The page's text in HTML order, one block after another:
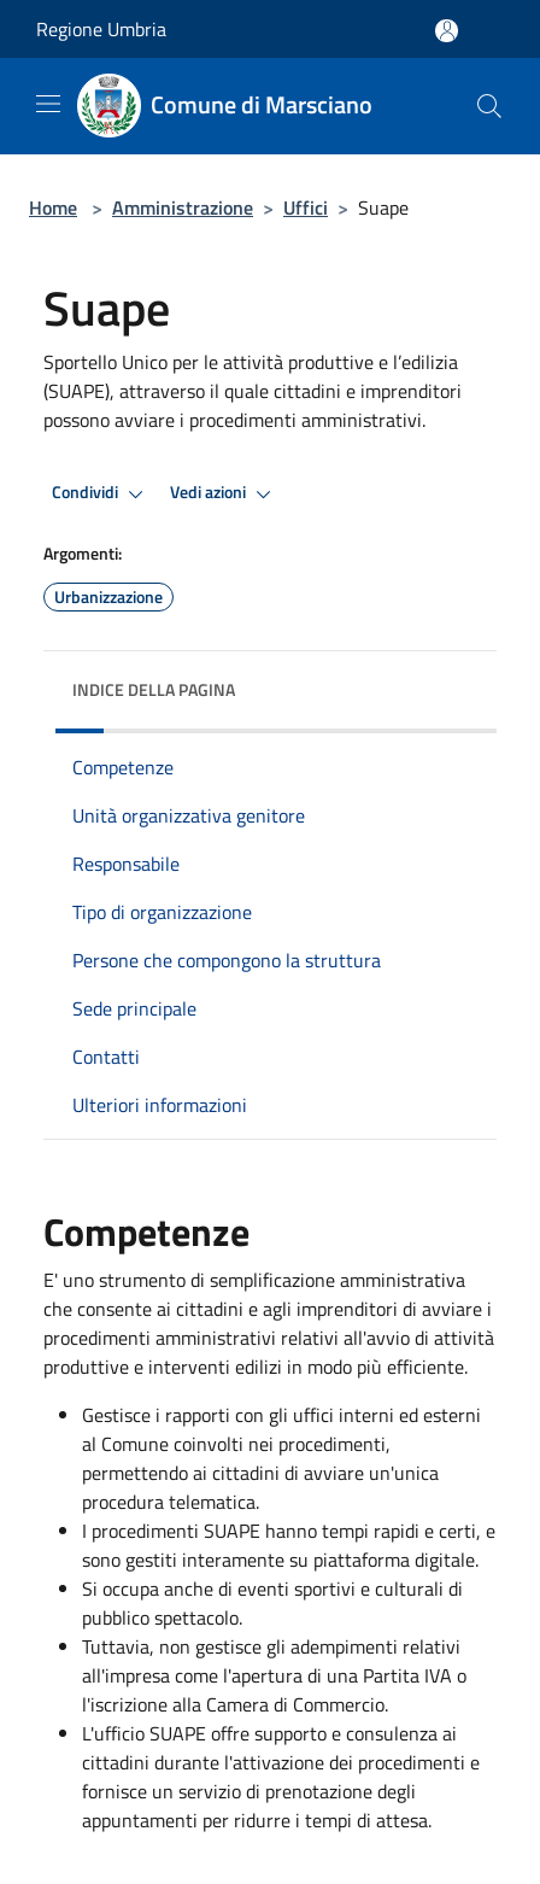
Regione Umbria
Comune di Marsciano
Home > Amministrazione > Uffici > Suape
Suape
Sportello Unico per le attività produttive e l’edilizia
(SUAPE), attraverso il quale cittadini e imprenditori
possono avviare i procedimenti amministrativi.
Condividi Vedi azioni
Argomenti:
Urbanizzazione
INDICE DELLA PAGINA
Competenze
Unità organizzativa genitore
Responsabile
Tipo di organizzazione
Persone che compongono la struttura
Sede principale
Contatti
Ulteriori informazioni
Competenze
E' uno strumento di semplificazione amministrativa
che consente ai cittadini e agli imprenditori di avviare i
procedimenti amministrativi relativi all'avvio di attività
produttive e interventi edilizi in modo più efficiente.
Gestisce i rapporti con gli uffici interni ed esterni
al Comune coinvolti nei procedimenti,
permettendo ai cittadini di avviare un'unica
procedura telematica.
I procedimenti SUAPE hanno tempi rapidi e certi, e
sono gestiti interamente su piattaforma digitale.
Si occupa anche di eventi sportivi e culturali di
pubblico spettacolo.
Tuttavia, non gestisce gli adempimenti relativi
all'impresa come l'apertura di una Partita IVA o
l'iscrizione alla Camera di Commercio.
L'ufficio SUAPE offre supporto e consulenza ai
cittadini durante l'attivazione dei procedimenti e
fornisce un servizio di prenotazione degli
appuntamenti per ridurre i tempi di attesa.